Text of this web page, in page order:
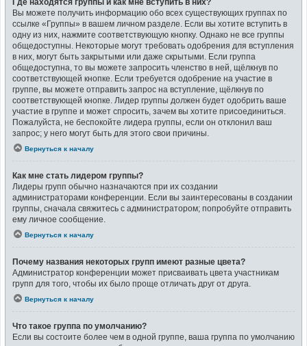
Вы можете получить информацию обо всех существующих группах по
ссылке «Группы» в вашем личном разделе. Если вы хотите вступить в
одну из них, нажмите соответствующую кнопку. Однако не все группы
общедоступны. Некоторые могут требовать одобрения для вступления
в них, могут быть закрытыми или даже скрытыми. Если группа
общедоступна, то вы можете запросить членство в ней, щёлкнув по
соответствующей кнопке. Если требуется одобрение на участие в
группе, вы можете отправить запрос на вступление, щёлкнув по
соответствующей кнопке. Лидер группы должен будет одобрить ваше
участие в группе и может спросить, зачем вы хотите присоединиться.
Пожалуйста, не беспокойте лидера группы, если он отклонил ваш
запрос; у него могут быть для этого свои причины.
Вернуться к началу
Как мне стать лидером группы?
Лидеры групп обычно назначаются при их создании
администраторами конференции. Если вы заинтересованы в создании
группы, сначала свяжитесь с администратором; попробуйте отправить
ему личное сообщение.
Вернуться к началу
Почему названия некоторых групп имеют разные цвета?
Администратор конференции может присваивать цвета участникам
групп для того, чтобы их было проще отличать друг от друга.
Вернуться к началу
Что такое группа по умолчанию?
Если вы состоите более чем в одной группе, ваша группа по умолчанию